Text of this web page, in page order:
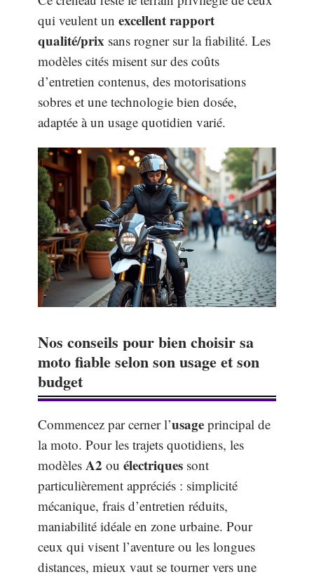
qui veulent un excellent rapport
qualité/prix sans rogner sur la fiabilité. Les
modèles cités misent sur des coûts
d’entretien contenus, des motorisations
sobres et une technologie bien dosée,
adaptée à un usage quotidien varié.
Nos conseils pour bien choisir sa
moto fiable selon son usage et son
budget
Commencez par cerner l’usage principal de
la moto. Pour les trajets quotidiens, les
modèles A2 ou électriques sont
particulièrement appréciés : simplicité
mécanique, frais d’entretien réduits,
maniabilité idéale en zone urbaine. Pour
ceux qui visent l’aventure ou les longues
distances, mieux vaut se tourner vers une